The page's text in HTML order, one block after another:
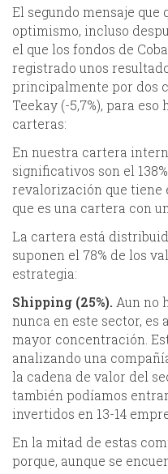
El segundo mensaje
optimismo, incluso
el que los fondos de
registrado unos
principalmente por dos
Teekay (-5,7%), para
carteras:
En nuestra cartera
significativos son el
revalorización que
que es una cartera con
La cartera está
suponen el 78% de los
estrategia:
Shipping (25%). Aun no
nunca en este sector, es
mayor concentración.
analizando una
la cadena de valor del
también podíamos
invertidos en 13-14
En la mitad de estas
porque, aunque se